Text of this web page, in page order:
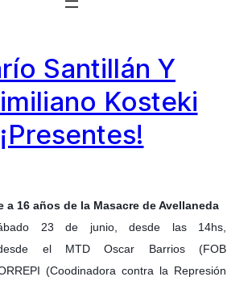
Santillán Y
Kosteki
¡Presentes!
a 16 años de la Masacre de Avellaneda
23 de junio, desde las 14hs,
desde el MTD Oscar Barrios (FOB
(Coodinadora contra la Represión